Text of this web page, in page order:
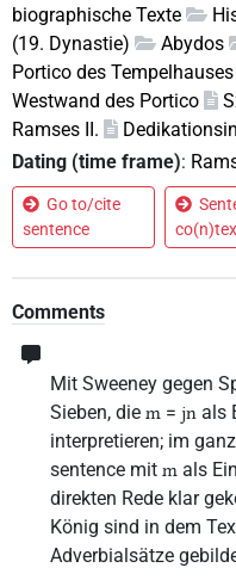
biographische Texte
(19. Dynastie)
Abydos
Portico des Tempelhauses
Westwand des Portico
Ramses II.
Dating (time frame):
Go to/cite
sentence
Comments
Mit Sweeney gegen
Sieben, die m = jn als
interpretieren; im
sentence mit m als
direkten Rede klar
König sind in dem
Adverbialsätze